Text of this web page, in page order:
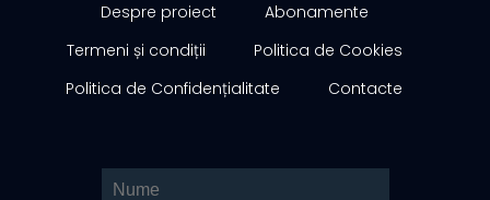
Despre proiect
Abonamente
Termeni și condiții
Politica de Cookies
Politica de Confidențialitate
Contacte